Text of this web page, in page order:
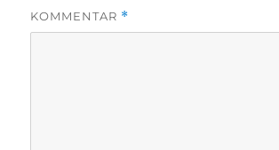
KOMMENTAR *